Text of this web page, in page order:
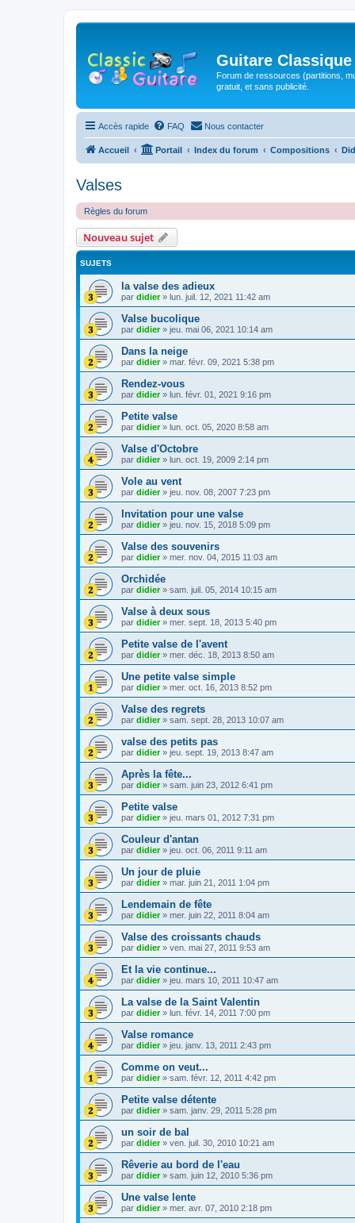
Guitare Classique
Forum de ressources (partitions,
gratuit, et sans publicité.
Accès rapide FAQ Nous contacter
Accueil Portail Index du forum Compositions
Valses
Règles du forum
Nouveau sujet
SUJETS
la valse des adieux
par didier» lun. juil. 12, 2021 11:42 am
Valse bucolique
par didier» jeu. mai 06, 2021 10:14 am
Dans la neige
par didier» mar. févr. 09, 2021 5:38 pm
Rendez-vous
par didier» lun. févr. 01, 2021 9:16 pm
Petite valse
par didier» lun. oct. 05, 2020 8:58 am
Valse d'Octobre
par didier» lun. oct. 19, 2009 2:14 pm
Vole au vent
par didier» jeu. nov. 08, 2007 7:23 pm
Invitation pour une valse
par didier» jeu. nov. 15, 2018 5:09 pm
Valse des souvenirs
par didier» mer. nov. 04, 2015 11:03 am
Orchidée
par didier» sam. juil. 05, 2014 10:15 am
Valse à deux sous
par didier» mer. sept. 18, 2013 5:40 pm
Petite valse de l'avent
par didier» mer. déc. 18, 2013 8:50 am
Une petite valse simple
par didier» mer. oct. 16, 2013 8:52 pm
Valse des regrets
par didier» sam. sept. 28, 2013 10:07 am
valse des petits pas
par didier» jeu. sept. 19, 2013 8:47 am
Après la fête...
par didier» sam. juin 23, 2012 6:41 pm
Petite valse
par didier» jeu. mars 01, 2012 7:31 pm
Couleur d'antan
par didier» jeu. oct. 06, 2011 9:11 am
Un jour de pluie
par didier» mar. juin 21, 2011 1:04 pm
Lendemain de fête
par didier» mer. juin 22, 2011 8:04 am
Valse des croissants chauds
par didier» ven. mai 27, 2011 9:53 am
Et la vie continue...
par didier» jeu. mars 10, 2011 10:47 am
La valse de la Saint Valentin
par didier» lun. févr. 14, 2011 7:00 pm
Valse romance
par didier» jeu. janv. 13, 2011 2:43 pm
Comme on veut...
par didier» sam. févr. 12, 2011 4:42 pm
Petite valse détente
par didier» sam. janv. 29, 2011 5:28 pm
un soir de bal
par didier» ven. juil. 30, 2010 10:21 am
Rêverie au bord de l'eau
par didier» sam. juin 12, 2010 5:36 pm
Une valse lente
par didier» mer. avr. 07, 2010 2:18 pm